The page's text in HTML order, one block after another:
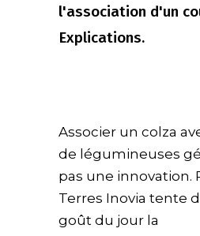
l'association d'un
Explications.
Associer un colza
de légumineuses
pas une innovation.
Terres Inovia tente
goût du jour la